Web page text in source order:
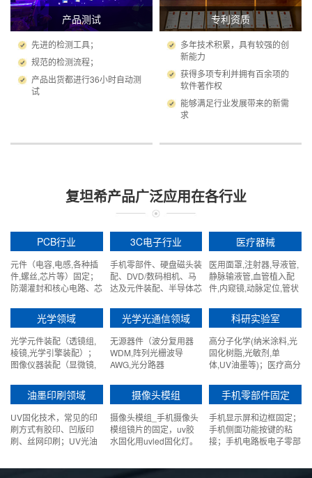
产品测试
先进的检测工具；
规范的检测流程；
产品出货都进行36小时自动测
试
专利资质
多年技术积累，具有较强的创
新能力
获得多项专利并拥有百余项的
软件著作权
能够满足行业发展带来的新需
求
复坦希产品广泛应用在各行业
PCB行业
元件（电容,电感,各种插
件,螺丝,芯片等）固定；
防潮灌封和核心电路、芯
护；电路板保型（角）涂
层；地线，飞线,线圈固
定；波峰焊通孔掩膜。
3C电子行业
手机零部件、硬盘磁头装
配、DVD/数码相机、马
达及元件装配、半导体芯
医疗器械
医用面罩,注射器,导液管,
静脉输液管,血管植入配
件,内窥镜,动脉定位,管状
氧合器,助听器,探测,监控,
以及图像器械,生物芯片,
粘接PVC,热塑料（聚碳
酸脂据和ABS）等。
光学领域
光学元件装配（透镜组,
棱镜,光学引擎装配）；
图像仪器装配（显微镜,
头等）
光学光通信领域
无源器件（波分复用器
WDM,阵列光栅波导
AWG,光分路器
ISOLATOR,）；有源器
件（同轴器件
TOSA/ROSA/BOSA,VCSEL，
激光准直器等）特别是
FTTX 低成本小型化塑料
封装结构；光纤光缆（外
螺仪）。
科研实验室
高分子化学(纳米涂料,光
固化树脂,光敏剂,单
体,UV油墨等)；医疗高分
微生物；光化学(光催化,
光激发,光合作用等)；半
导体(光加速蚀刻,切割,uv
胶带等。
油墨印刷领域
UV固化技术，常见的印
刷方式有胶印、凹版印
刷、丝网印刷；UV光油
摄像头模组
摄像头模组_手机摄像头
模组镜片的固定，uv胶
水固化用uvled固化灯。
手机零部件固定
手机显示屏和边框固定；
手机侧面功能按键的粘
接；手机电路板电子零部